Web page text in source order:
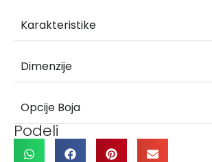
Karakteristike
Dimenzije
Opcije Boja
Podeli